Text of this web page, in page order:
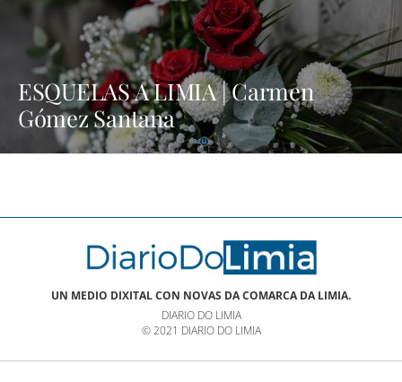
ESQUELAS A LIMIA | Carmen
Gómez Santana
UN MEDIO DIXITAL CON NOVAS DA COMARCA DA LIMIA.
DIARIO DO LIMIA
© 2021 DIARIO DO LIMIA